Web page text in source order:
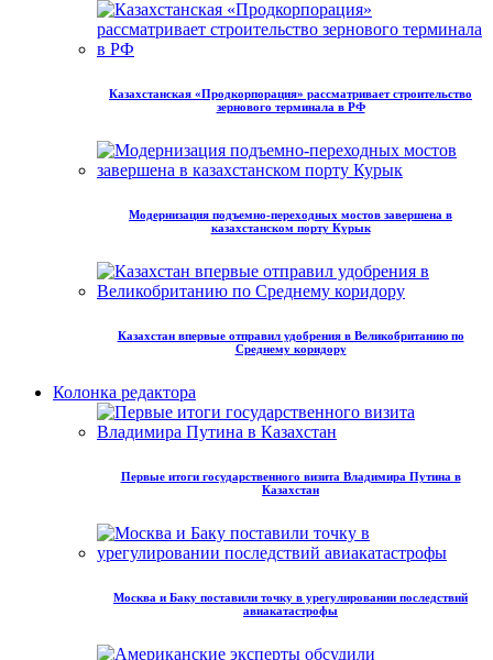
Казахстанская «Продкорпорация» рассматривает строительство
зернового терминала в РФ
Модернизация подъемно-переходных мостов завершена в
казахстанском порту Курык
Казахстан впервые отправил удобрения в Великобританию по
Среднему коридору
Колонка редактора
Первые итоги государственного визита Владимира Путина в
Казахстан
Москва и Баку поставили точку в урегулировании последствий
авиакатастрофы